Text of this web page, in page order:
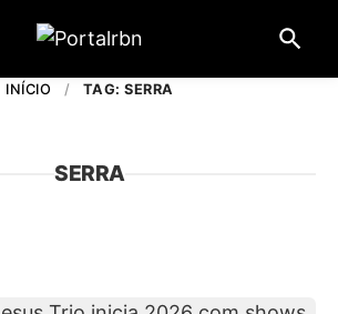
INÍCIO / TAG: SERRA
SERRA